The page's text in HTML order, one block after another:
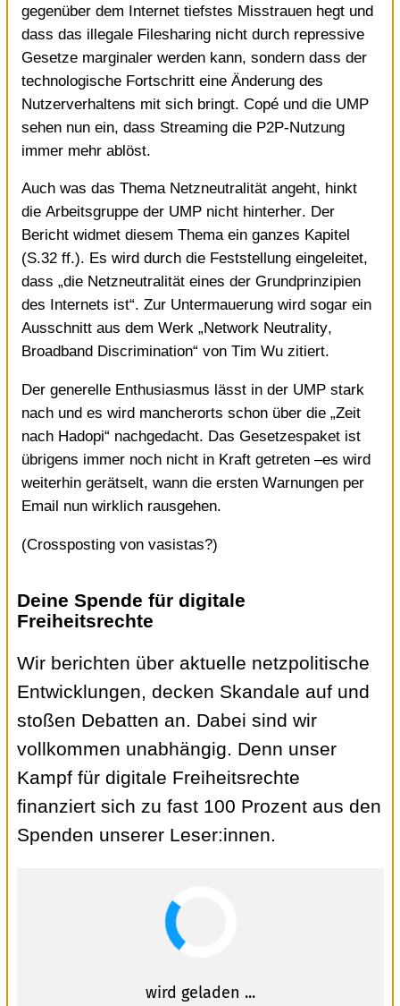
gegenüber dem Internet tiefstes Misstrauen hegt und
dass das illegale Filesharing nicht durch repressive
Gesetze marginaler werden kann, sondern dass der
technologische Fortschritt eine Änderung des
Nutzerverhaltens mit sich bringt. Copé und die UMP
sehen nun ein, dass Streaming die P2P-Nutzung
immer mehr ablöst.
Auch was das Thema Netzneutralität angeht, hinkt
die Arbeitsgruppe der UMP nicht hinterher. Der
Bericht widmet diesem Thema ein ganzes Kapitel
(S.32 ff.). Es wird durch die Feststellung eingeleitet,
dass „die Netzneutralität eines der Grundprinzipien
des Internets ist“. Zur Untermauerung wird sogar ein
Ausschnitt aus dem Werk „Network Neutrality,
Broadband Discrimination“ von Tim Wu zitiert.
Der generelle Enthusiasmus lässt in der UMP stark
nach und es wird mancherorts schon über die „Zeit
nach Hadopi“ nachgedacht. Das Gesetzespaket ist
übrigens immer noch nicht in Kraft getreten –es wird
weiterhin gerätselt, wann die ersten Warnungen per
Email nun wirklich rausgehen.
(Crossposting von vasistas?)
Deine Spende für digitale
Freiheitsrechte
Wir berichten über aktuelle netzpolitische
Entwicklungen, decken Skandale auf und
stoßen Debatten an. Dabei sind wir
vollkommen unabhängig. Denn unser
Kampf für digitale Freiheitsrechte
finanziert sich zu fast 100 Prozent aus den
Spenden unserer Leser:innen.